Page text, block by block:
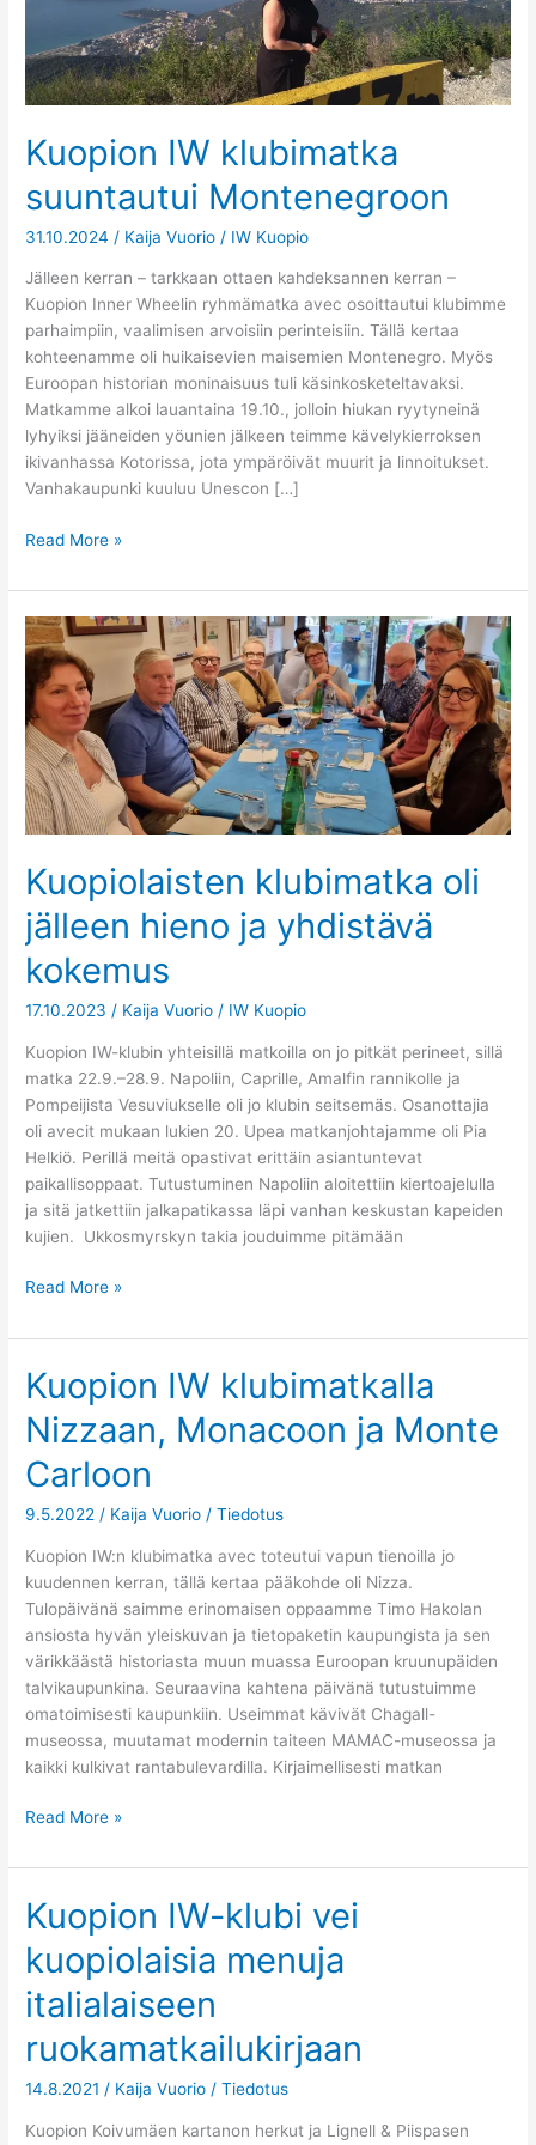
Kuopion IW klubimatka
suuntautui Montenegroon
31.10.2024 / Kaija Vuorio / IW Kuopio
Jälleen kerran – tarkkaan ottaen kahdeksannen kerran –
Kuopion Inner Wheelin ryhmämatka avec osoittautui klubimme
parhaimpiin, vaalimisen arvoisiin perinteisiin. Tällä kertaa
kohteenamme oli huikaisevien maisemien Montenegro. Myös
Euroopan historian moninaisuus tuli käsinkosketeltavaksi.
Matkamme alkoi lauantaina 19.10., jolloin hiukan ryytyneinä
lyhyiksi jääneiden yöunien jälkeen teimme kävelykierroksen
ikivanhassa Kotorissa, jota ympäröivät muurit ja linnoitukset.
Vanhakaupunki kuuluu Unescon […]
Montenegroon
Read More »
Kuopiolaisten klubimatka oli
jälleen hieno ja yhdistävä
kokemus
17.10.2023 / Kaija Vuorio / IW Kuopio
Kuopion IW-klubin yhteisillä matkoilla on jo pitkät perineet, sillä
matka 22.9.–28.9. Napoliin, Caprille, Amalfin rannikolle ja
Pompeijista Vesuviukselle oli jo klubin seitsemäs. Osanottajia
oli avecit mukaan lukien 20. Upea matkanjohtajamme oli Pia
Helkiö. Perillä meitä opastivat erittäin asiantuntevat
paikallisoppaat. Tutustuminen Napoliin aloitettiin kiertoajelulla
ja sitä jatkettiin jalkapatikassa läpi vanhan keskustan kapeiden
kujien. Ukkosmyrskyn takia jouduimme pitämään
Kuopiolaisten
klubimatka
oli
jälleen
hieno
ja
yhdistävä
kokemus
Read More »
Kuopion IW klubimatkalla
Nizzaan, Monacoon ja Monte
Carloon
9.5.2022 / Kaija Vuorio /Tiedotus
Kuopion IW:n klubimatka avec toteutui vapun tienoilla jo
kuudennen kerran, tällä kertaa pääkohde oli Nizza.
Tulopäivänä saimme erinomaisen oppaamme Timo Hakolan
ansiosta hyvän yleiskuvan ja tietopaketin kaupungista ja sen
värikkäästä historiasta muun muassa Euroopan kruunupäiden
talvikaupunkina. Seuraavina kahtena päivänä tutustuimme
omatoimisesti kaupunkiin. Useimmat kävivät Chagall-
museossa, muutamat modernin taiteen MAMAC-museossa ja
kaikki kulkivat rantabulevardilla. Kirjaimellisesti matkan
Kuopion
IW
klubimatkalla
Monacoon
ja
Carloon
Read More »
Kuopion IW-klubi vei
kuopiolaisia menuja
italialaiseen
ruokamatkailukirjaan
14.8.2021 / Kaija Vuorio /Tiedotus
Kuopion Koivumäen kartanon herkut ja Lignell & Piispasen
Kuopion
IW-
klubi
kuopiolaisia
menuja
italialaiseen
ruokamatkailukirjaan